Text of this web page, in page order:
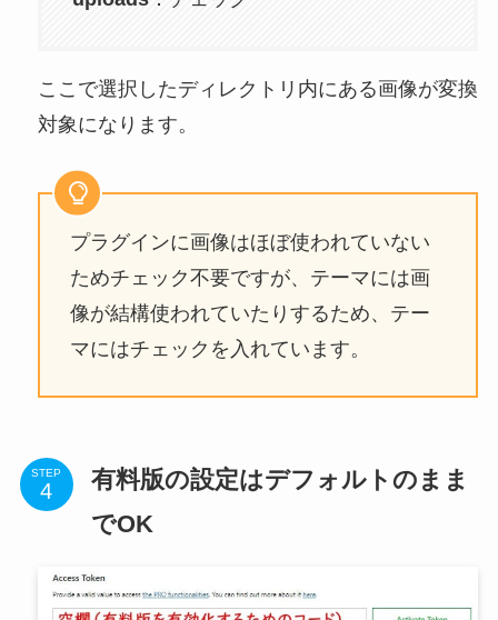
ここで選択したディレクトリ内にある画像が変換
対象になります。
プラグインに画像はほぼ使われていない
ためチェック不要ですが、テーマには画
像が結構使われていたりするため、テー
マにはチェックを入れています。
STEP
有料版の設定はデフォルトのまま
でOK